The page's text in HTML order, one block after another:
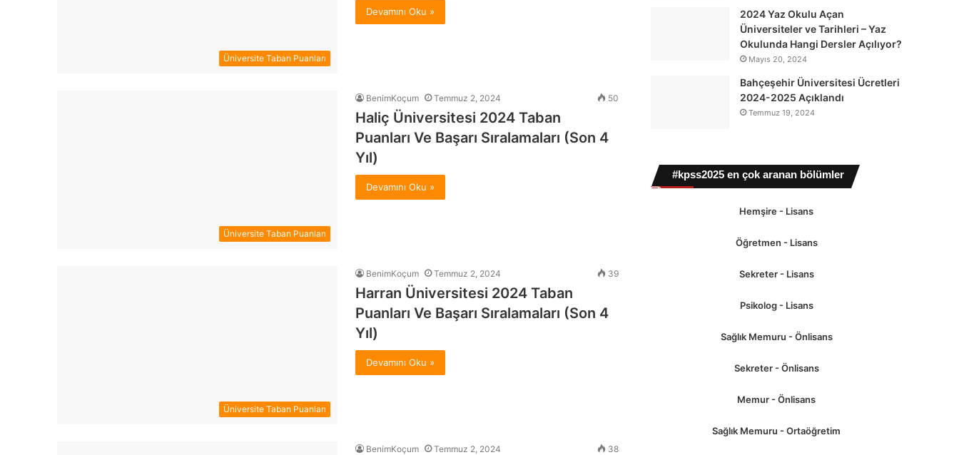
Üniversite Taban Puanları
Devamını Oku »
Üniversite Taban Puanları
BenimKoçum Temmuz 2, 2024 50
Haliç Üniversitesi 2024 Taban
Puanları Ve Başarı Sıralamaları (Son 4
Yıl)
Devamını Oku »
Üniversite Taban Puanları
BenimKoçum Temmuz 2, 2024 39
Harran Üniversitesi 2024 Taban
Puanları Ve Başarı Sıralamaları (Son 4
Yıl)
Devamını Oku »
BenimKoçum Temmuz 2, 2024 38
2024 Yaz Okulu Açan
Üniversiteler ve Tarihleri – Yaz
Okulunda Hangi Dersler Açılıyor?
Mayıs 20, 2024
Bahçeşehir Üniversitesi Ücretleri
2024-2025 Açıklandı
Temmuz 19, 2024
#kpss2025 en çok aranan bölümler
Hemşire - Lisans
Öğretmen - Lisans
Sekreter - Lisans
Psikolog - Lisans
Sağlık Memuru - Önlisans
Sekreter - Önlisans
Memur - Önlisans
Sağlık Memuru - Ortaöğretim